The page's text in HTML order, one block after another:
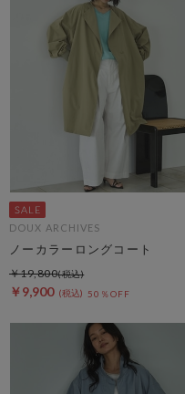
DOUX ARCHIVES
ノーカラーロングコート
￥9,900 50％OFF
￥19,800